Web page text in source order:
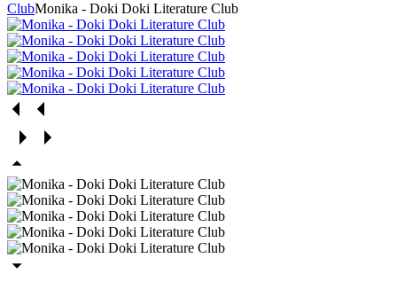
ClubMonika - Doki Doki Literature Club